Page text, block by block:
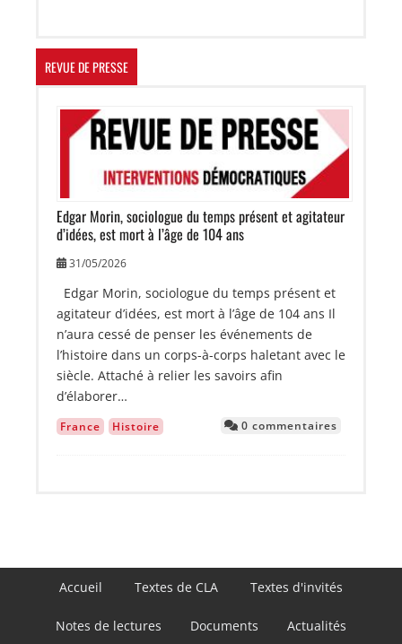
REVUE DE PRESSE
Image
Edgar Morin, sociologue du temps présent et agitateur
d’idées, est mort à l’âge de 104 ans
31/05/2026
Edgar Morin, sociologue du temps présent et
agitateur d’idées, est mort à l’âge de 104 ans Il
n’aura cessé de penser les événements de
l’histoire dans un corps-à-corps haletant avec le
siècle. Attaché à relier les savoirs afin
d’élaborer…
France Histoire 0 commentaires
Navigation
Accueil Textes de CLA Textes d'invités
Notes de lectures Documents Actualités